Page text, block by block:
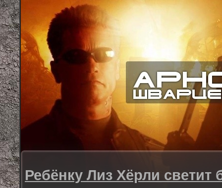
Ребёнку Лиз Хёрли светит